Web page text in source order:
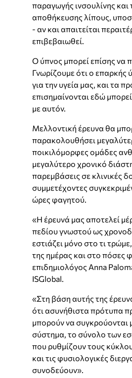
παραγωγής ινσουλίνης και
αποθήκευσης λίπους,
- αν και απαιτείται
επιβεβαιωθεί.
Ο ύπνος μπορεί επίσης να
Γνωρίζουμε ότι ο επαρκής
για την υγεία μας, και τα
επισημαίνονται εδώ
με αυτόν.
Μελλοντική έρευνα θα
παρακολουθήσει
ποικιλόμορφες ομάδες
μεγαλύτερο χρονικό
παρεμβάσεις σε κλινικές
συμμετέχοντες
ώρες φαγητού.
«Η έρευνά μας αποτελεί
πεδίου γνωστού ως
εστιάζει μόνο στο τι
της ημέρας και στο πόσες
επιδημιολόγος Anna
ISGlobal.
«Στη βάση αυτής της
ότι ασυνήθιστα πρότυπα
μπορούν να συγκρούονται
σύστημα, το σύνολο των
που ρυθμίζουν τους
και τις φυσιολογικές
συνοδεύουν».